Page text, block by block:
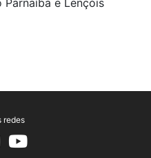
redes